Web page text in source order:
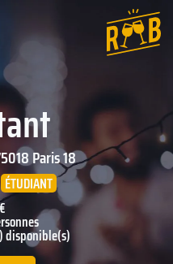
Paris 18
ÉTUDIANT
disponible(s)